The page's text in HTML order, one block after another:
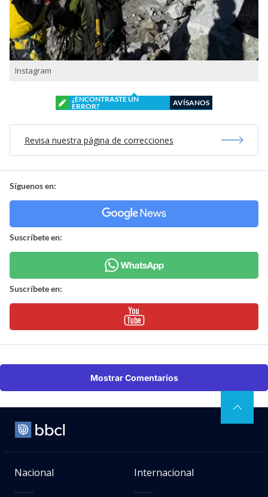
Instagram
¿ENCONTRASTE UN
ERROR?
AVÍSANOS
Revisa nuestra página de correcciones
Síguenos en:
Suscríbete en:
Suscríbete en:
Mostrar Comentarios
Nacional Internacional